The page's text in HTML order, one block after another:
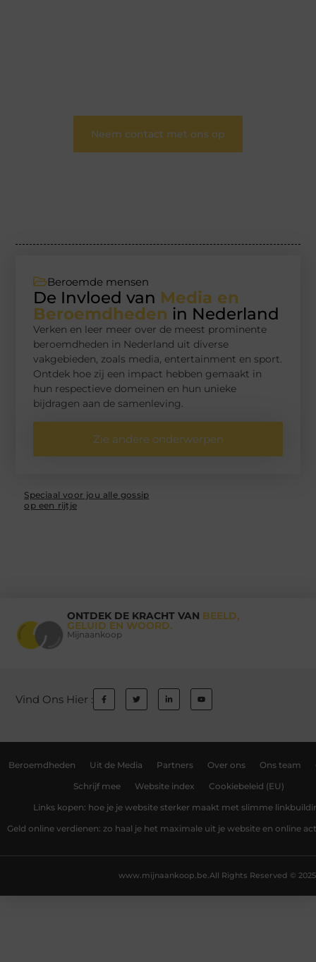
Neem contact met ons op
Beroemde mensen
De Invloed van Media en
Beroemdheden in Nederland
Verken en leer meer over de meest prominente
beroemdheden in Nederland uit diverse
vakgebieden, zoals media, entertainment en sport.
Ontdek hoe zij een impact hebben gemaakt in
hun respectieve domeinen en hun unieke
bijdragen aan de samenleving.
Zie andere onderwerpen
Speciaal voor jou alle gossip
op een rijtje
ONTDEK DE KRACHT VAN BEELD,
GELUID EN WOORD.
Mijnaankoop
Vind Ons Hier :
Beroemdheden Uit de Media Partners Over ons Ons team
Schrijf mee Website index Cookiebeleid (EU)
Links kopen: hoe je je website sterker maakt met slimme
Geld online verdienen: zo haal je het maximale uit je website en online
All Rights Reserved © 2025
www.mijnaankoop.be.